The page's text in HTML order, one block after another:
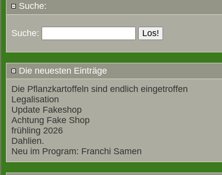
Suche:
Suche:
Die neuesten Einträge
Die Pflanzkartoffeln sind endlich eingetroffen
Legalisation
Update Fakeshop
Achtung Fake Shop
frühling 2026
Dahlien.
Neu im Program: Franchi Samen